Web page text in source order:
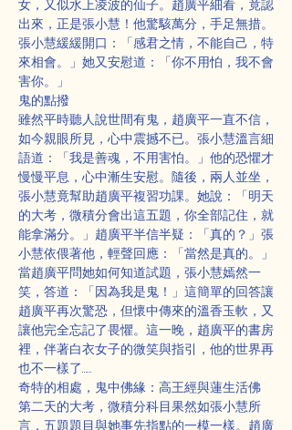
女，又似水上凌波的仙子。趙廣平細看，竟認
出來，正是張小慧！他驚駭萬分，手足無措。
張小慧緩緩開口：「感君之情，不能自己，特
來相會。」她又安慰道：「你不用怕，我不會
害你。」
鬼的點撥
雖然平時聽人說世間有鬼，趙廣平一直不信，
如今親眼所見，心中震撼不已。張小慧溫言細
語道：「我是善魂，不用害怕。」他的恐懼才
慢慢平息，心中漸生安慰。隨後，兩人並坐，
張小慧竟幫助趙廣平複習功課。她說：「明天
的大考，微積分會出這五題，你全部記住，就
能拿滿分。」趙廣平半信半疑：「真的？」張
小慧依偎著他，輕聲回應：「當然是真的。」
當趙廣平問她如何知道試題，張小慧嫣然一
笑，答道：「因為我是鬼！」這簡單的回答讓
趙廣平再次驚恐，但懷中傳來的溫香玉軟，又
讓他完全忘記了畏懼。這一晚，趙廣平的書房
裡，伴著白衣女子的微笑與指引，他的世界再
也不一樣了……
奇特的相處，鬼中佛緣：高王經與蓮生活佛
第二天的大考，微積分科目果然如張小慧所
言，五題題目與她事先指點的一模一樣。趙廣